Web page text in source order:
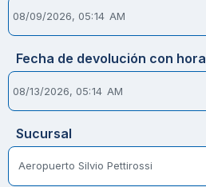
Fecha de devolución con hora
Sucursal
Aeropuerto Silvio Pettirossi